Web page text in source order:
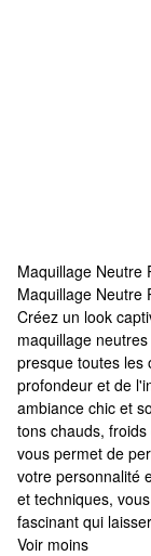
Maquillage Neutre
Maquillage Neutre
Maquillage Neutre
Créez un look
maquillage
presque toutes les
profondeur et de
ambiance chic et
tons chauds,
vous permet de
votre personnalité
et techniques,
fascinant qui
Voir moins